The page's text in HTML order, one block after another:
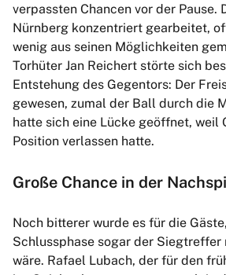
verpassten Chancen vor der Pause.
Nürnberg konzentriert gearbeitet,
wenig aus seinen Möglichkeiten
Torhüter Jan Reichert störte sich
Entstehung des Gegentors: Der
gewesen, zumal der Ball durch die
hatte sich eine Lücke geöffnet, weil
Position verlassen hatte.
Große Chance in der
Noch bitterer wurde es für die
Schlussphase sogar der Siegtreffer
wäre. Rafael Lubach, der für den